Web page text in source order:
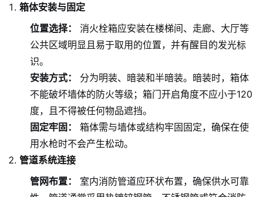
箱体安装与固定
位置选择：
消火栓箱应安装在楼梯间、走廊、大厅等
公共区域明显且易于取用的位置，并有醒目的发光标
识。
安装方式：
分为明装、暗装和半暗装。暗装时，箱体
不能破坏墙体的防火等级；箱门开启角度不应小于120
度，且不得被任何物品遮挡。
固定牢固：
箱体需与墙体或结构牢固固定，确保在使
用水枪时不会产生松动。
管道系统连接
管网布置：
室内消防管道应环状布置，确保供水可靠